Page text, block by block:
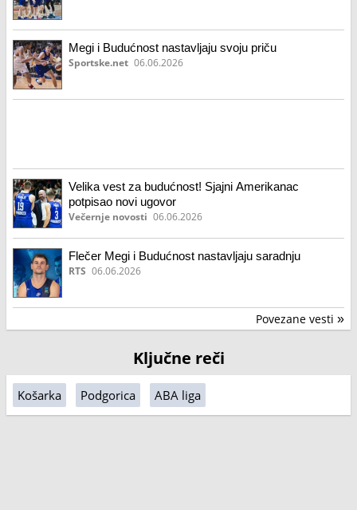
Megi i Budućnost nastavljaju svoju priču
Sportske.net 06.06.2026
Velika vest za budućnost! Sjajni Amerikanac
potpisao novi ugovor
Večernje novosti 06.06.2026
Flečer Megi i Budućnost nastavljaju saradnju
RTS 06.06.2026
Povezane vesti »
Ključne reči
Košarka Podgorica ABA liga